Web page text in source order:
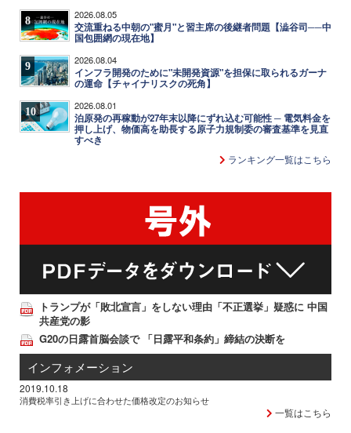
8 2026.08.05
交流重ねる中朝の"蜜月"と習主席の後継者問題【澁谷司──中
国包囲網の現在地】
9 2026.08.04
インフラ開発のために"未開発資源"を担保に取られるガーナ
の運命【チャイナリスクの死角】
10 2026.08.01
泊原発の再稼動が27年末以降にずれ込む可能性 ─ 電気料金を
押し上げ、物価高を助長する原子力規制委の審査基準を見直
すべき
ランキング一覧はこちら
トランプが「敗北宣言」をしない理由「不正選挙」疑惑に 中国
共産党の影
G20の日露首脳会談で 「日露平和条約」締結の決断を
インフォメーション
2019.10.18
消費税率引き上げに合わせた価格改定のお知らせ
一覧はこちら